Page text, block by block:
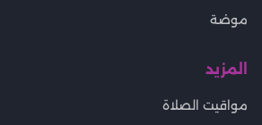
موضة
المزيد
مواقيت الصلاة